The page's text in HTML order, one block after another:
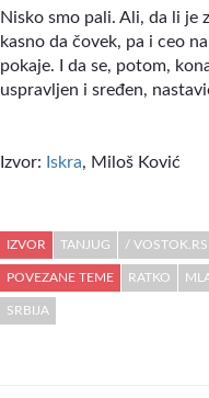
Nisko smo pali. Ali, da li je
kasno da čovek, pa i ceo
pokaje. I da se, potom,
uspravljen i sređen,
Izvor: Iskra, Miloš Ković
IZVOR TANJUG / VOSTOK.RS
POVEZANE TEME RATKO
SRBIJA